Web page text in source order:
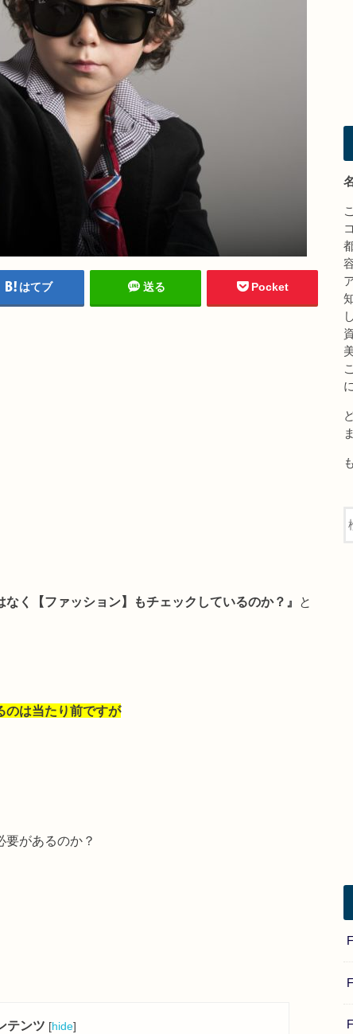
はてブ 送る Pocket
く【ファッション】もチェックしているのか？』
と
のは当たり前ですが
があるのか？
テンツ [hide]